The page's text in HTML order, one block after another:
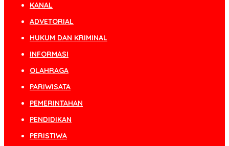
KANAL
ADVETORIAL
HUKUM DAN KRIMINAL
INFORMASI
OLAHRAGA
PARIWISATA
PEMERINTAHAN
PENDIDIKAN
PERISTIWA